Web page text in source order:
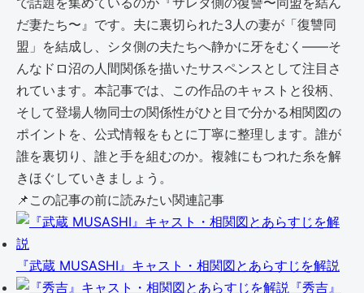
だ妻たち〜』です。夫に裏切られた3人の妻が「復讐同
盟」を結成し、シタ側の夫たちへ静かに牙をむく――そ
んなドロ沼の人間関係を描いたサスペンスとして注目さ
れています。本記事では、この作品のキャストと役柄、
そして登場人物同士の関係性がひと目で分かる相関図の
ポイントを、公式情報をもとに丁寧に整理します。誰が
誰を裏切り、誰と手を組むのか。複雑にもつれた糸を解
きほぐしていきましょう。
📌 この記事の前に読みたい関連記事
『武蔵 MUSASHI』キャスト・相関図とあらすじを解説
『秀吉』